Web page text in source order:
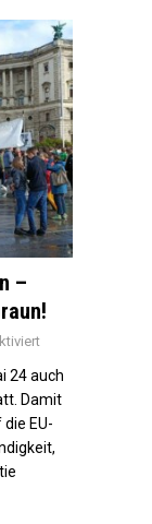
–
24 auch
Damit
EU-